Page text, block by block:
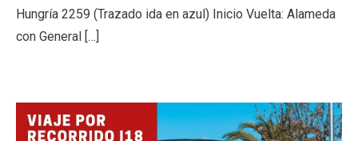
Hungría 2259 (Trazado ida en azul) Inicio Vuelta: Alameda
con General […]